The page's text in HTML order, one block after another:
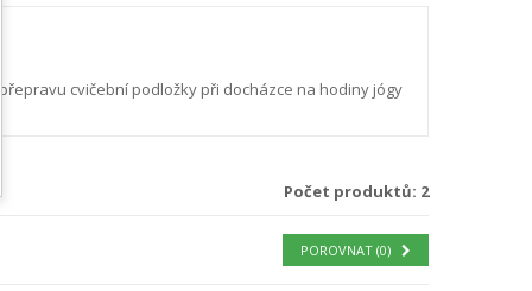
cvičební podložky při docházce na hodiny jógy
Počet produktů: 2
POROVNAT (0)